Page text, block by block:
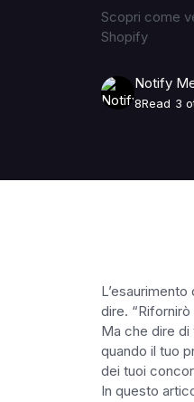
Scopri come
Shopify
Notify
8Read 3
dire. “Rifornirò
Ma che dire di
quando il tuo
dei tuoi
In questo